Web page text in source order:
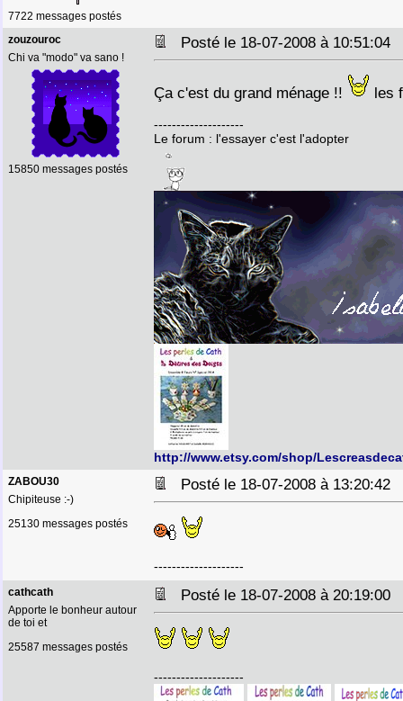
7722 messages postés
zouzouroc
Chi va "modo" va sano !
15850 messages postés
Posté le 18-07-2008 à 10:51:04
Ça c'est du grand ménage !! les
--------------------
Le forum : l'essayer c'est l'adopter
http://www.etsy.com/shop/
ZABOU30
Chipiteuse :-)
25130 messages postés
Posté le 18-07-2008 à 13:20:42
--------------------
cathcath
Apporte le bonheur autour
de toi et
25587 messages postés
Posté le 18-07-2008 à 20:19:00
--------------------